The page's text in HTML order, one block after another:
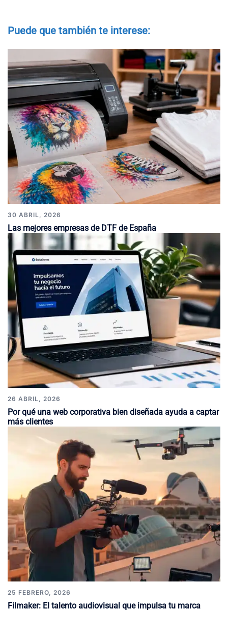
Puede que también te interese:
30 ABRIL, 2026
Las mejores empresas de DTF de España
26 ABRIL, 2026
Por qué una web corporativa bien diseñada ayuda a captar
más clientes
25 FEBRERO, 2026
Filmaker: El talento audiovisual que impulsa tu marca